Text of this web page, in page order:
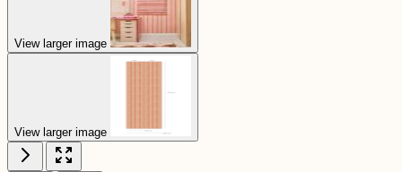
View larger image
View larger image